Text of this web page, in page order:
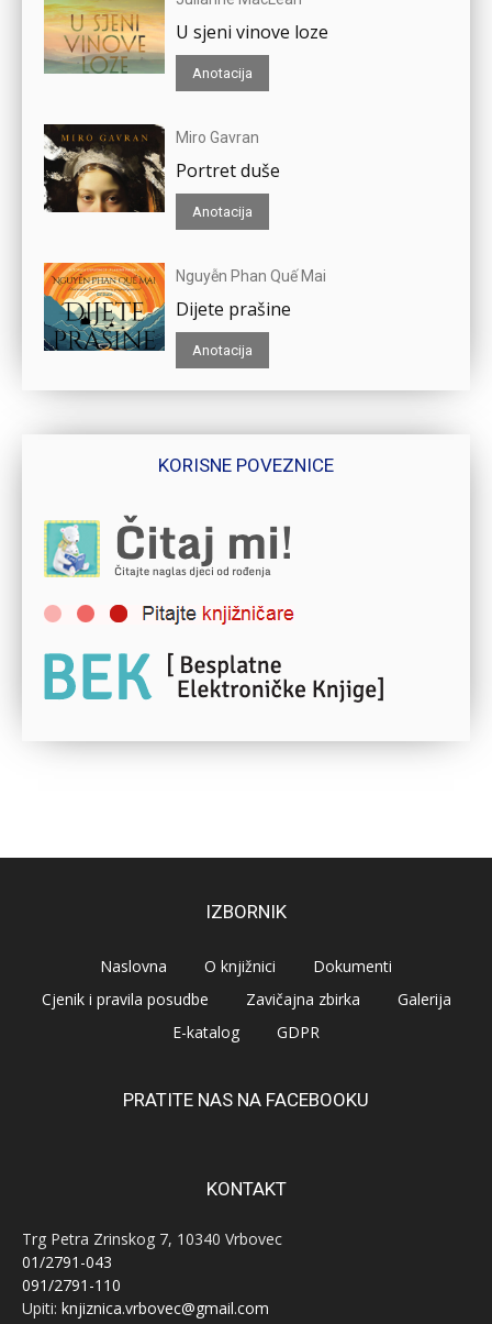
U sjeni vinove loze
Anotacija
Miro Gavran
Portret duše
Anotacija
Nguyễn Phan Quế Mai
Dijete prašine
Anotacija
KORISNE POVEZNICE
IZBORNIK
Naslovna O knjižnici
Dokumenti
Cjenik i pravila posudbe
Zavičajna zbirka
Galerija
E-katalog
GDPR
PRATITE NAS NA FACEBOOKU
KONTAKT
Trg Petra Zrinskog 7, 10340 Vrbovec
01/2791-043
091/2791-110
Upiti: knjiznica.vrbovec@gmail.com